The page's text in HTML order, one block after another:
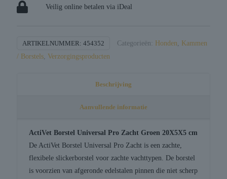
Veilig online betalen via iDeal
ARTIKELNUMMER: 454352 Categorieën: Honden, Kammen
/ Borstels, Verzorgingsproducten
Beschrijving
Aanvullende informatie
ActiVet Borstel Universal Pro Zacht Groen 20X5X5 cm
De ActiVet Borstel Universal Pro Zacht is een zachte,
flexibele slickerborstel voor zachte vachttypen. De borstel
is voorzien van afgeronde edelstalen pinnen die niet scherp